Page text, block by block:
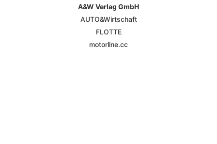
A&W Verlag GmbH
AUTO&Wirtschaft
FLOTTE
motorline.cc